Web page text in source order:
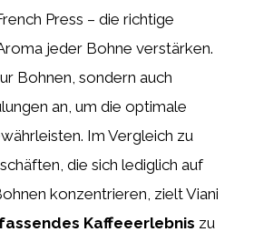
Press – die richtige
jeder Bohne verstärken.
Bohnen, sondern auch
an, um die optimale
Im Vergleich zu
die sich lediglich auf
konzentrieren, zielt Viani
Kaffeeerlebnis zu